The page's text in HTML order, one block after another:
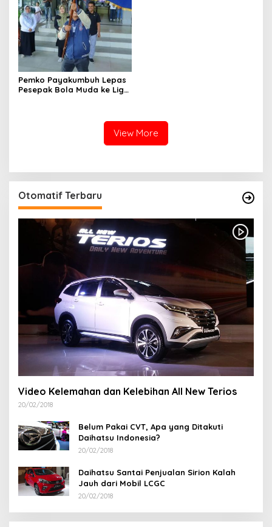
Pemko Payakumbuh Lepas
Pesepak Bola Muda ke Liga
View More
Otomatif Terbaru
Video Kelemahan dan Kelebihan All New Terios
20/02/2018
Belum Pakai CVT, Apa yang Ditakuti
Daihatsu Indonesia?
20/02/2018
Daihatsu Santai Penjualan Sirion Kalah
Jauh dari Mobil LCGC
20/02/2018